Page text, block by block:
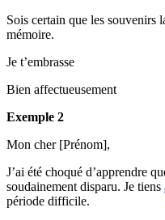
Sois certain que les souvenirs
mémoire.
Je t’embrasse
Bien affectueusement
Exemple 2
Mon cher [Prénom],
J’ai été choqué d’apprendre
soudainement disparu. Je tiens
période difficile.